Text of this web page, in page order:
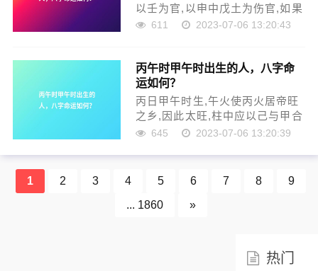
以壬为官,以申中戊土为伤官,如果
透出年月干是壬,那么,伤官见官,
不通身旺月,衣禄一般。本命最好
的是,年月柱...
611 2023-07-06 13:20:43
丙午时甲午时出生的人，八字命
运如何？
丙日甲午时生,午火使丙火居帝旺
之乡,因此太旺,柱中应以己与甲合
土,泄去部分火气,这样火气光洁透
未月,火气得到适当的压制,仍可有
645 2023-07-06 13:20:39
1 2 3 4 5 6 7 8
9
... 1860
»
热门